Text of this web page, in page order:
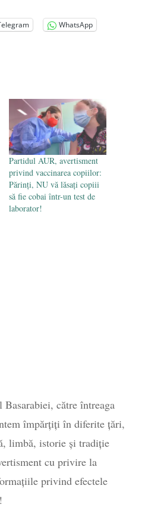
comemorat la 102 ani
iulie 2024
în laborator, tot mai
Constantin
duminică, la
- 27 iulie 2024
WhatsApp
Partidul AUR, avertisment
privind vaccinarea copiilor:
Părinți, NU vă lăsați copiii
să fie cobai într-un test de
laborator!
către întreaga
împărțiți în diferite țări,
limbă, istorie și tradiție
cu privire la
privind efectele